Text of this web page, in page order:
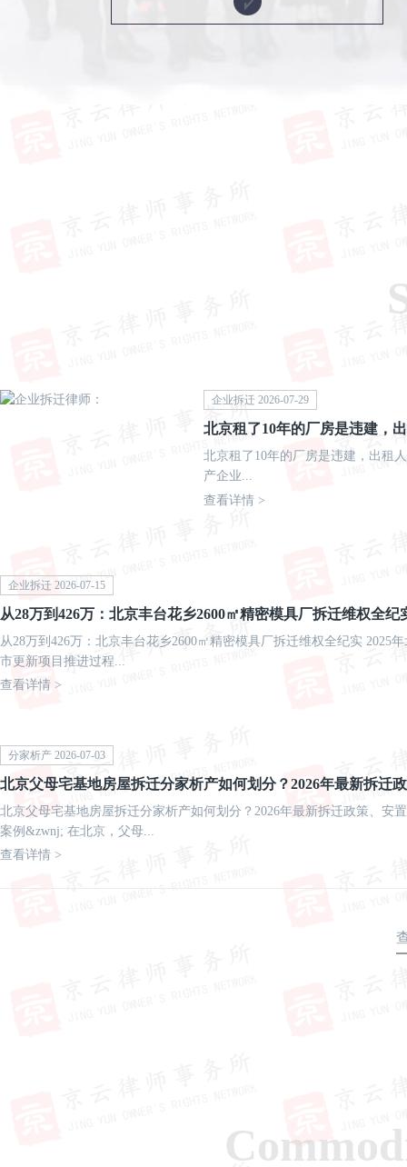
企业拆迁 2026-07-29
北京租了10年的厂房是违建，
北京租了10年的厂房是违建，出租
产企业...
查看详情 >
企业拆迁 2026-07-15
从28万到426万：北京丰台花乡2600㎡精密模具厂拆迁维权全纪
从28万到426万：北京丰台花乡2600㎡精密模具厂拆迁维权全纪实 2025
市更新项目推进过程...
查看详情 >
分家析产 2026-07-03
北京父母宅基地房屋拆迁分家析产如何划分？2026年最新拆迁
北京父母宅基地房屋拆迁分家析产如何划分？2026年最新拆迁政策、安
案例&zwnj; 在北京，父母...
查看详情 >